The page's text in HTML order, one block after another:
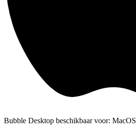
Bubble Desktop beschikbaar voor: MacOS